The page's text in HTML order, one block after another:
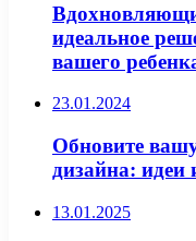
идеальное
вашего
23.01.2024
Обновите
дизайна: идеи
13.01.2025